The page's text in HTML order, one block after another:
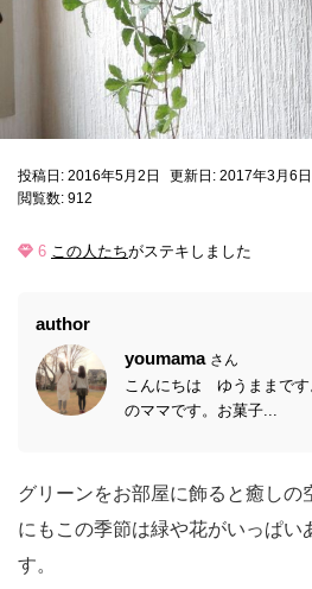
投稿日: 2016年5月2日
更新日: 2017年3月6日
閲覧数: 912
6 この人たちがステキしました
author
youmama さん
こんにちは ゆうままです
のママです。お菓子...
グリーンをお部屋に飾ると癒しの
にもこの季節は緑や花がいっぱい
す。